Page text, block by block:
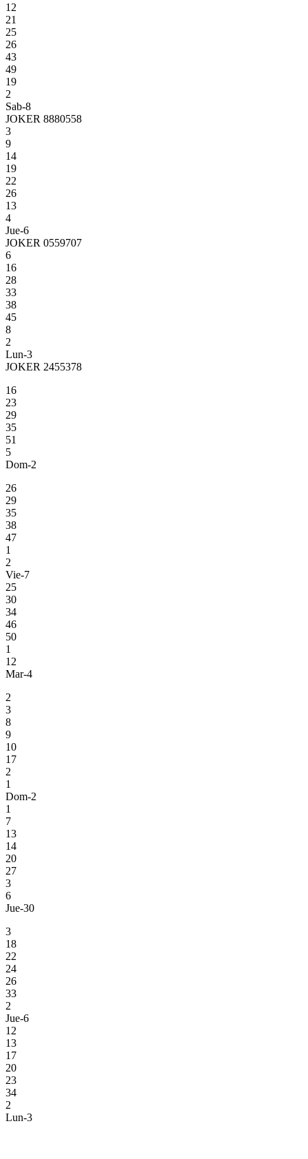
12
21
25
26
43
49
19
2
Sab-8
JOKER 8880558
3
9
14
19
22
26
13
4
Jue-6
JOKER 0559707
6
16
28
33
38
45
8
2
Lun-3
JOKER 2455378
16
23
29
35
51
5
Dom-2
26
29
35
38
47
1
2
Vie-7
25
30
34
46
50
1
12
Mar-4
2
3
8
9
10
17
2
1
Dom-2
1
7
13
14
20
27
3
6
Jue-30
3
18
22
24
26
33
2
Jue-6
12
13
17
20
23
34
2
Lun-3